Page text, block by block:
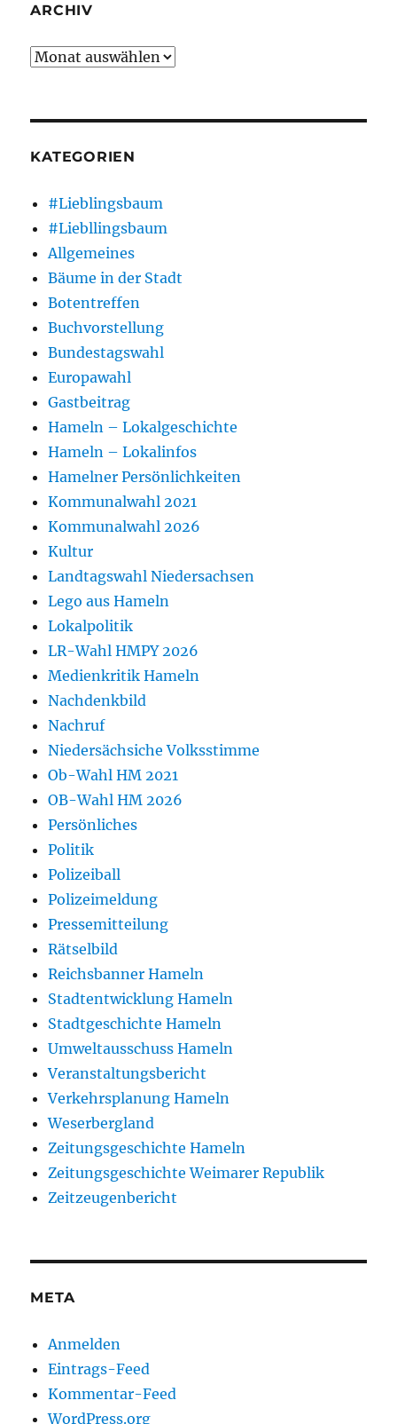
ARCHIV
Archiv
KATEGORIEN
#Lieblingsbaum
#Liebllingsbaum
Allgemeines
Bäume in der Stadt
Botentreffen
Buchvorstellung
Bundestagswahl
Europawahl
Gastbeitrag
Hameln – Lokalgeschichte
Hameln – Lokalinfos
Hamelner Persönlichkeiten
Kommunalwahl 2021
Kommunalwahl 2026
Kultur
Landtagswahl Niedersachsen
Lego aus Hameln
Lokalpolitik
LR-Wahl HMPY 2026
Medienkritik Hameln
Nachdenkbild
Nachruf
Niedersächsiche Volksstimme
Ob-Wahl HM 2021
OB-Wahl HM 2026
Persönliches
Politik
Polizeiball
Polizeimeldung
Pressemitteilung
Rätselbild
Reichsbanner Hameln
Stadtentwicklung Hameln
Stadtgeschichte Hameln
Umweltausschuss Hameln
Veranstaltungsbericht
Verkehrsplanung Hameln
Weserbergland
Zeitungsgeschichte Hameln
Zeitungsgeschichte Weimarer Republik
Zeitzeugenbericht
META
Anmelden
Eintrags-Feed
Kommentar-Feed
WordPress.org